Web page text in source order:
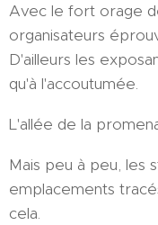
Avec le fort orage
organisateurs
D'ailleurs les
qu'à l'accoutumée.
L'allée de la
Mais peu à peu, les
emplacements
cela.